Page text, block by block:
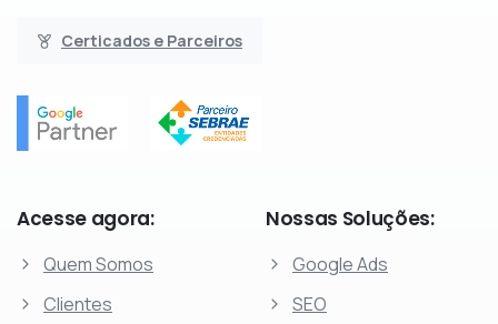
Certicados e Parceiros
Acesse agora:
Quem Somos
Clientes
Nossas Soluções:
Google Ads
SEO